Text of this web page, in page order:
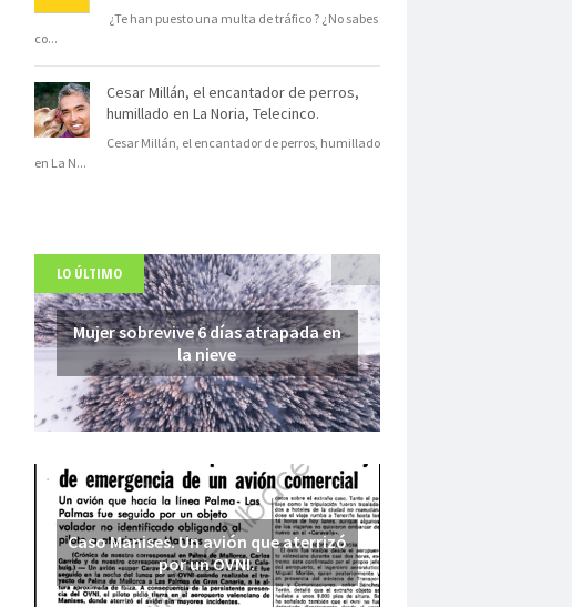
¿Te han puesto una multa de tráfico ? ¿No sabes
co...
Cesar Millán, el encantador de perros,
humillado en La Noria, Telecinco.
Cesar Millán, el encantador de perros, humillado
en La N...
LO ÚLTIMO
Mujer sobrevive 6 días atrapada en
la nieve
Caso Manises. Un avión que aterrizó
por un OVNI.